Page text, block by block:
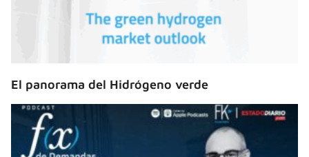
El panorama del Hidrógeno verde